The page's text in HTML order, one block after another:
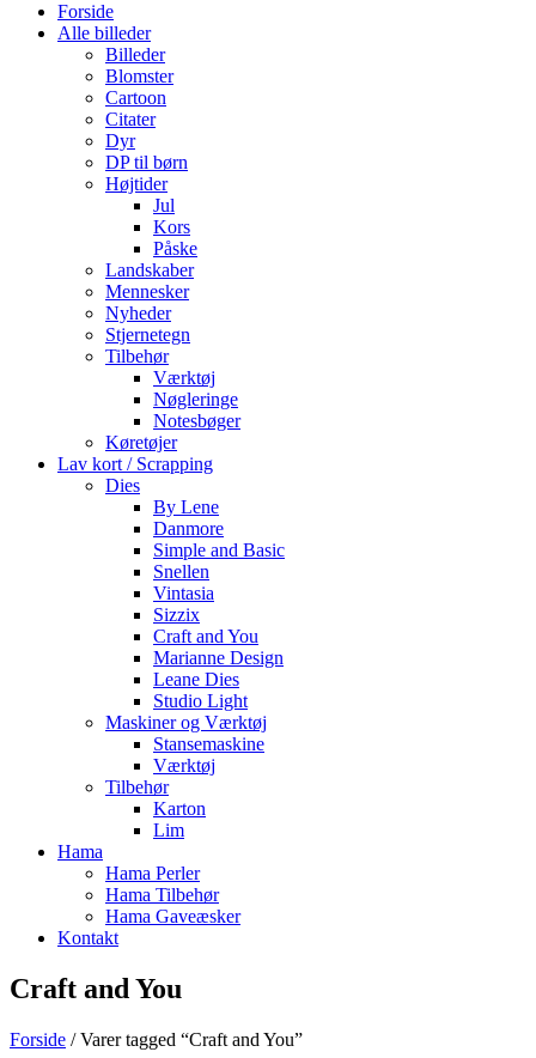
Forside
Alle billeder
Billeder
Blomster
Cartoon
Citater
Dyr
DP til børn
Højtider
Jul
Kors
Påske
Landskaber
Mennesker
Nyheder
Stjernetegn
Tilbehør
Værktøj
Nøgleringe
Notesbøger
Køretøjer
Lav kort / Scrapping
Dies
By Lene
Danmore
Simple and Basic
Snellen
Vintasia
Sizzix
Craft and You
Marianne Design
Leane Dies
Studio Light
Maskiner og Værktøj
Stansemaskine
Værktøj
Tilbehør
Karton
Lim
Hama
Hama Perler
Hama Tilbehør
Hama Gaveæsker
Kontakt
Craft and You
Forside / Varer tagged “Craft and You”